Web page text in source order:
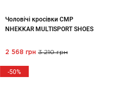
Чоловічі кросівки CMP
NHEKKAR MULTISPORT SHOES
2 568 грн 3 210 грн
-50%